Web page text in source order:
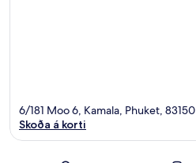
6/181 Moo 6, Kamala, Phuket, 83150
Skoða á korti